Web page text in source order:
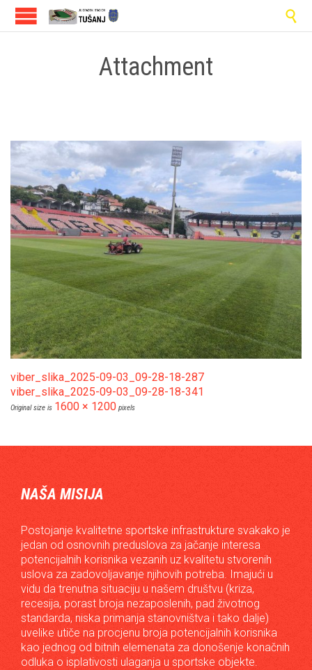

Attachment
viber_slika_2025-09-03_09-28-18-287
viber_slika_2025-09-03_09-28-18-341
Original size is 1600 × 1200 pixels
NAŠA MISIJA
Postojanje kvalitetne sportske infrastrukture svakako je
jedan od osnovnih preduslova za jačanje interesa
potencijalnih korisnika vezanih uz kvalitetu stvorenih
uslova za zadovoljavanje njihovih potreba. Imajući u
vidu da trenutna situaciju u našem društvu (kriza,
recesija, porast broja nezaposlenih, pad životnog
standarda, niska primanja stanovništva i tako dalje)
uvelike utiče na procjenu broja potencijalnih korisnika
kao jednog od bitnih elemenata za donošenje konačnih
odluka o isplativosti ulaganja u sportske objekte.